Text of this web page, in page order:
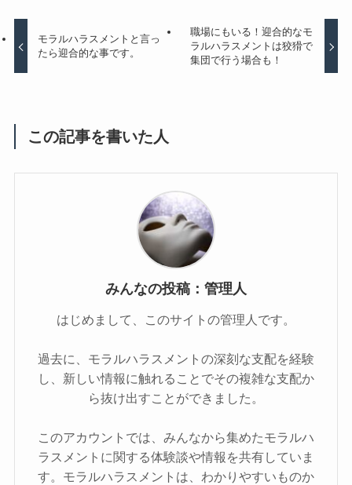
モラルハラスメントと言っ
たら迎合的な事です。
職場にもいる！迎合的なモ
ラルハラスメントは狡猾で
集団で行う場合も！
この記事を書いた人
みんなの投稿：管理人
はじめまして、このサイトの管理人です。
過去に、モラルハラスメントの深刻な支配を経験
し、新しい情報に触れることでその複雑な支配か
ら抜け出すことができました。
このアカウントでは、みんなから集めたモラルハ
ラスメントに関する体験談や情報を共有していま
す。モラルハラスメントは、わかりやすいものか